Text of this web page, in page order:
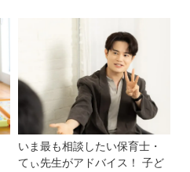
いま最も相談したい保育士・
てぃ先生がアドバイス！ 子ど